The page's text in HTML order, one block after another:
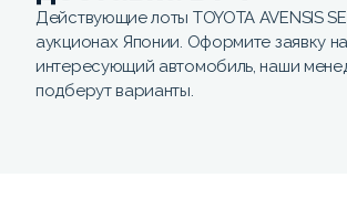
Действующие лоты TOYOTA AVENSIS
аукционах Японии. Оформите заявку на
интересующий автомобиль, наши
подберут варианты.